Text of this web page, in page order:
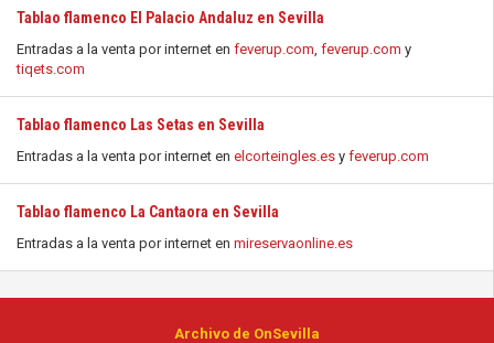
Tablao flamenco El Palacio Andaluz en Sevilla
Entradas a la venta por internet en feverup.com, feverup.com y
tiqets.com
Tablao flamenco Las Setas en Sevilla
Entradas a la venta por internet en elcorteingles.es y feverup.com
Tablao flamenco La Cantaora en Sevilla
Entradas a la venta por internet en mireservaonline.es
Archivo de OnSevilla